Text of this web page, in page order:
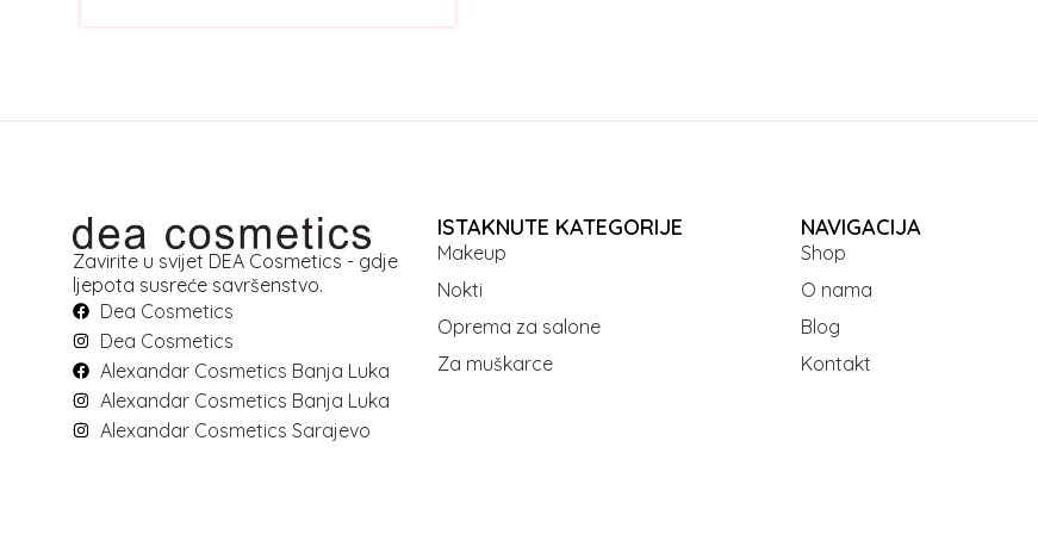
Zavirite u svijet DEA Cosmetics - gdje
ljepota susreće savršenstvo.
Dea Cosmetics
Dea Cosmetics
Alexandar Cosmetics Banja Luka
Alexandar Cosmetics Banja Luka
Alexandar Cosmetics Sarajevo
ISTAKNUTE KATEGORIJE
Makeup
Nokti
Oprema za salone
Za muškarce
NAVIGACIJA
Shop
O nama
Blog
Kontakt